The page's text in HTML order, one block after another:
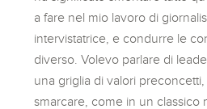
a fare nel mio lavoro di
intervistatrice, e condurre le
diverso. Volevo parlare di
una griglia di valori
smarcare, come in un classico